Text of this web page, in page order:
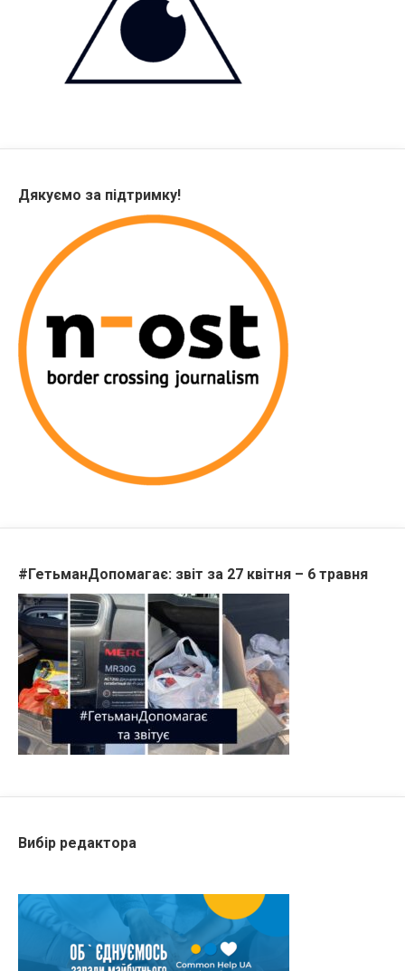
Дякуємо за підтримку!
#ГетьманДопомагає: звіт за 27 квітня – 6 травня
Вибір редактора